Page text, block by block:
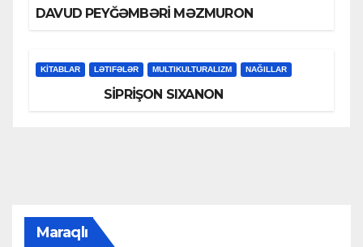
DAVUD PEYĞƏMBƏRİ MƏZMURON
KİTABLAR LƏTIFƏLƏR MULTIKULTURALIZM NAĞILLAR
SİPRİŞON SIXANON
Maraqlı